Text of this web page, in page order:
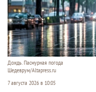
Дождь. Пасмурная погода
Шедеврум/Altapress.ru
7 августа 2026 в 10:05